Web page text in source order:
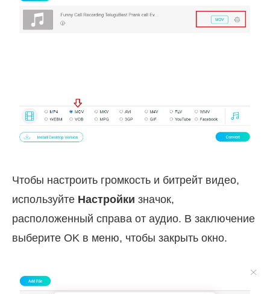
Чтобы настроить громкость и битрейт видео,
используйте Настройки значок,
расположенный справа от аудио. В заключение
выберите OK в меню, чтобы закрыть окно.